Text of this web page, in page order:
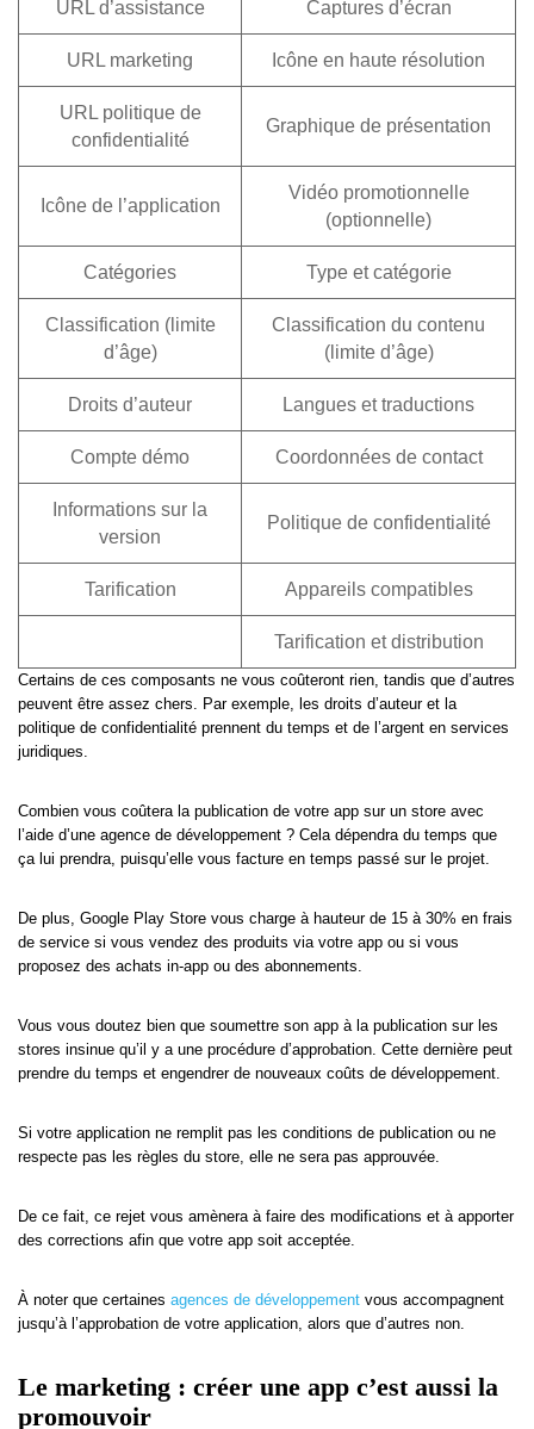
URL d’assistance Captures d’écran
URL marketing Icône en haute résolution
URL politique de
confidentialité
Graphique de présentation
Icône de l’application
Vidéo promotionnelle
(optionnelle)
Catégories Type et catégorie
Classification (limite
d’âge)
Classification du contenu
(limite d’âge)
Droits d’auteur Langues et traductions
Compte démo Coordonnées de contact
Informations sur la
version
Politique de confidentialité
Tarification Appareils compatibles
Tarification et distribution
Certains de ces composants ne vous coûteront rien, tandis que d’autres
peuvent être assez chers. Par exemple, les droits d’auteur et la
politique de confidentialité prennent du temps et de l’argent en services
juridiques.
Combien vous coûtera la publication de votre app sur un store avec
l’aide d’une agence de développement ? Cela dépendra du temps que
ça lui prendra, puisqu’elle vous facture en temps passé sur le projet.
De plus, Google Play Store vous charge à hauteur de 15 à 30% en frais
de service si vous vendez des produits via votre app ou si vous
proposez des achats in-app ou des abonnements.
Vous vous doutez bien que soumettre son app à la publication sur les
stores insinue qu’il y a une procédure d’approbation. Cette dernière peut
prendre du temps et engendrer de nouveaux coûts de développement.
Si votre application ne remplit pas les conditions de publication ou ne
respecte pas les règles du store, elle ne sera pas approuvée.
De ce fait, ce rejet vous amènera à faire des modifications et à apporter
des corrections afin que votre app soit acceptée.
À noter que certaines agences de développement vous accompagnent
jusqu’à l’approbation de votre application, alors que d’autres non.
Le marketing : créer une app c’est aussi la
promouvoir